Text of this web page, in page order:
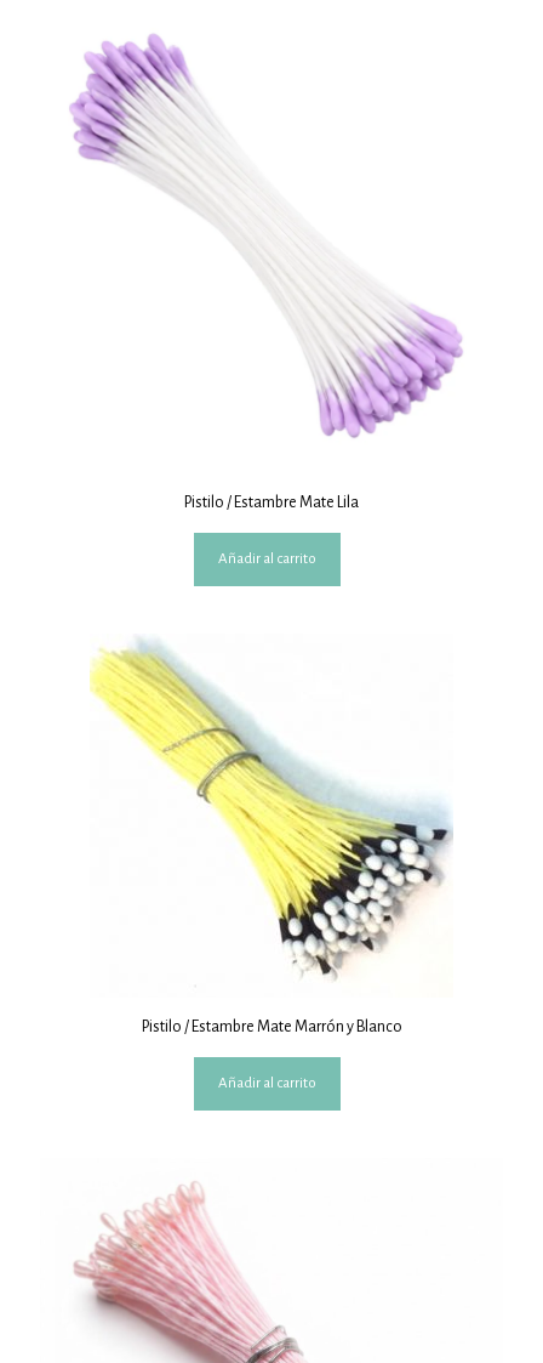
Pistilo / Estambre Mate Lila
Añadir al carrito
Pistilo / Estambre Mate Marrón y Blanco
Añadir al carrito